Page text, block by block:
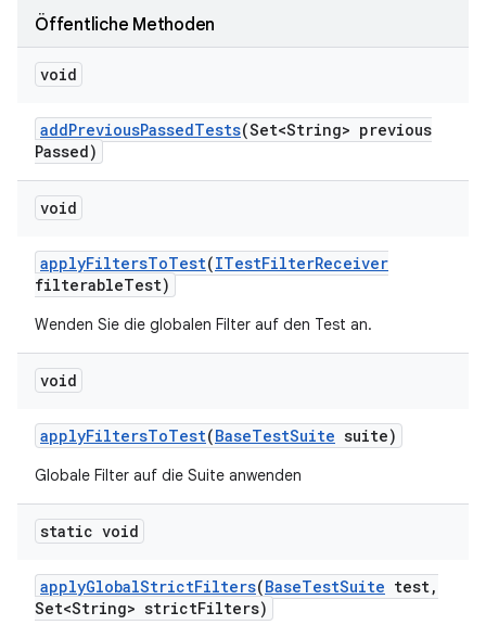
Öffentliche Methoden
void
addPreviousPassedTests(Set<String> previous
Passed)
void
applyFiltersToTest(ITestFilterReceiver
filterableTest)
Wenden Sie die globalen Filter auf den Test an.
void
applyFiltersToTest(BaseTestSuite suite)
Globale Filter auf die Suite anwenden
static void
applyGlobalStrictFilters(BaseTestSuite test,
Set<String> strictFilters)